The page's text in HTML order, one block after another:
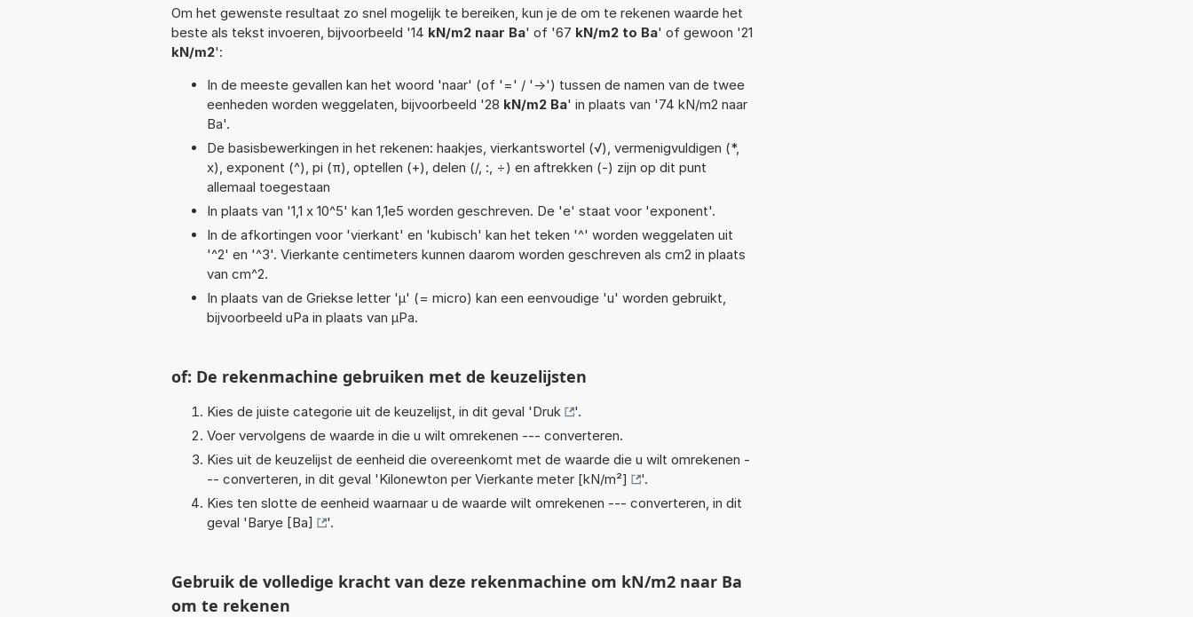
Om het gewenste resultaat zo snel mogelijk te bereiken, kun je de om te rekenen waarde het
beste als tekst invoeren, bijvoorbeeld '14 kN/m2 naar Ba' of '67 kN/m2 to Ba' of gewoon '21
kN/m2':
In de meeste gevallen kan het woord 'naar' (of '=' / '->') tussen de namen van de twee
eenheden worden weggelaten, bijvoorbeeld '28 kN/m2 Ba' in plaats van '74 kN/m2 naar
Ba'.
De basisbewerkingen in het rekenen: haakjes, vierkantswortel (√), vermenigvuldigen (*,
x), exponent (^), pi (π), optellen (+), delen (/, :, ÷) en aftrekken (-) zijn op dit punt
allemaal toegestaan
In plaats van '1,1 x 10^5' kan 1,1e5 worden geschreven. De 'e' staat voor 'exponent'.
In de afkortingen voor 'vierkant' en 'kubisch' kan het teken '^' worden weggelaten uit
'^2' en '^3'. Vierkante centimeters kunnen daarom worden geschreven als cm2 in plaats
van cm^2.
In plaats van de Griekse letter 'µ' (= micro) kan een eenvoudige 'u' worden gebruikt,
bijvoorbeeld uPa in plaats van µPa.
of: De rekenmachine gebruiken met de keuzelijsten
Kies de juiste categorie uit de keuzelijst, in dit geval 'Druk
'.
Voer vervolgens de waarde in die u wilt omrekenen --- converteren.
Kies uit de keuzelijst de eenheid die overeenkomt met de waarde die u wilt omrekenen -
-- converteren, in dit geval 'Kilonewton per Vierkante meter [kN/m²]
'.
Kies ten slotte de eenheid waarnaar u de waarde wilt omrekenen --- converteren, in dit
geval 'Barye [Ba] '.
Gebruik de volledige kracht van deze rekenmachine om kN/m2 naar Ba
om te rekenen